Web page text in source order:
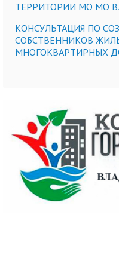
ТЕРРИТОРИИ МО МО
КОНСУЛЬТАЦИЯ ПО
СОБСТВЕННИКОВ
МНОГОКВАРТИРНЫХ